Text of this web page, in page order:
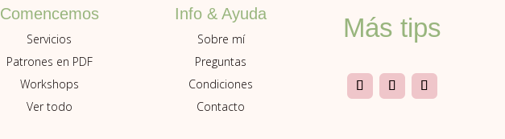
Comencemos
Servicios
Patrones en PDF
Workshops
Ver todo
Info & Ayuda
Sobre mí
Preguntas
Condiciones
Contacto
Más tips